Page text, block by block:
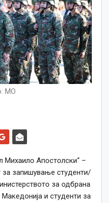
МО
Михаило Апостолски“ –
за запишување студенти/
за одбрана
и студенти за